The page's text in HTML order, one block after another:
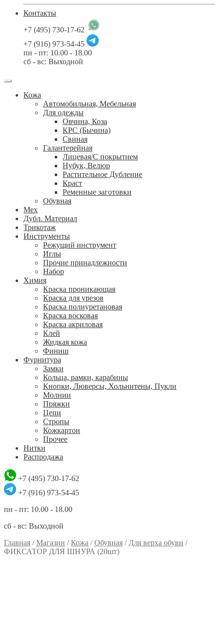
Контакты
+7 (495) 730-17-62
+7 (916) 973-54-45
пн - пт: 10.00 - 18.00
сб - вс: Выходной
Кожа
Автомобильная, Мебельная
Для одежды
Овчина, Коза
КРС (Бычина)
Свиная
Галантерейная
Лицевая/С покрытием
Нубук, Велюр
Растительное Дубление
Краст
Ременные заготовки
Обувная
Мех
Дубл. Материал
Трикотаж
Инструменты
Режущий инструмент
Иглы
Прочие принадлежности
Набор
Химия
Краска проникающая
Краска для урезов
Краска полиуретановая
Краска восковая
Краска акриловая
Клей
Жидкая кожа
Финиш
Фурнитура
Замки
Кольца, рамки, карабины
Кнопки, Люверсы, Хольнитены, Пукли
Молнии
Пряжки
Цепи
Стропы
Кожкартон
Прочее
Нитки
Распродажа
+7 (495) 730-17-62
+7 (916) 973-54-45
пн - пт: 10.00 - 18.00
сб - вс: Выходной
Главная /Магазин /Кожа /Обувная / Для верха обуви /
ФИКСАТОР ДЛЯ ШНУРА (20шт)